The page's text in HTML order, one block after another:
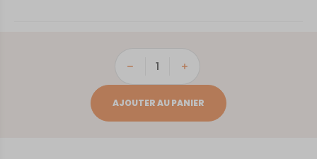
quantité
Barbézieux
AJOUTER AU PANIER